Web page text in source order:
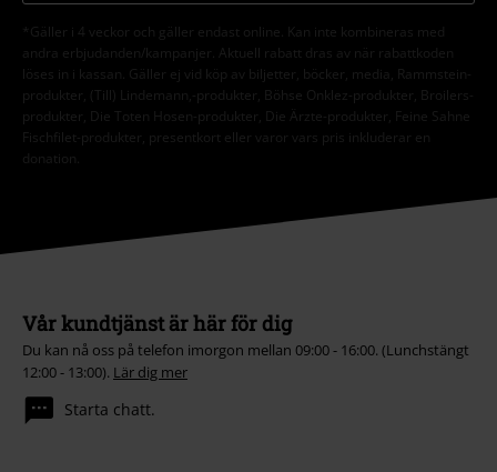
*Gäller i 4 veckor och gäller endast online. Kan inte kombineras med
andra erbjudanden/kampanjer. Aktuell rabatt dras av när rabattkoden
löses in i kassan. Gäller ej vid köp av biljetter, böcker, media, Rammstein-
produkter, (Till) Lindemann,-produkter, Böhse Onklez-produkter, Broilers-
produkter, Die Toten Hosen-produkter, Die Ärzte-produkter, Feine Sahne
Fischfilet-produkter, presentkort eller varor vars pris inkluderar en
donation.
Vår kundtjänst är här för dig
Du kan nå oss på telefon imorgon mellan 09:00 - 16:00. (Lunchstängt
12:00 - 13:00). Lär dig mer
Starta chatt.